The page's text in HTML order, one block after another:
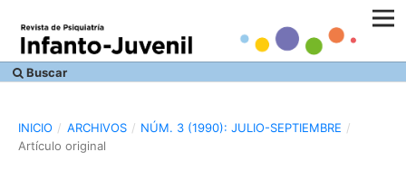
Buscar
INICIO / ARCHIVOS / NÚM. 3 (1990): JULIO-SEPTIEMBRE /
Artículo original